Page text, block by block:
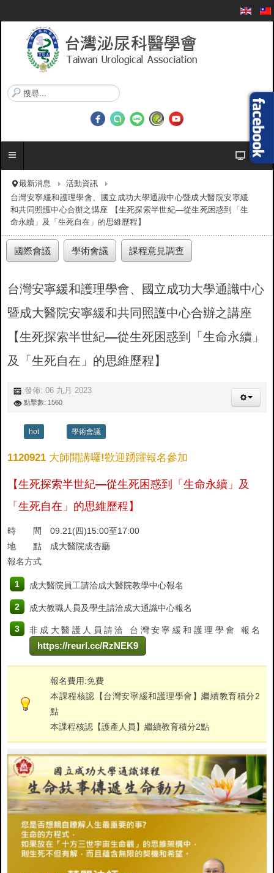
搜
尋
.
最新消息
活動資訊
台灣安寧緩和護理學會、國立成功大學通識中心暨成大醫院安寧緩
和共同照護中心合辦之講座 【生死探索半世紀—從生死困惑到「生
命永續」及「生死自在」的思維歷程】
國際會議 學術會議 課程意見調查
台灣安寧緩和護理學會、國立成功大學通識中心
暨成大醫院安寧緩和共同照護中心合辦之講座
【生死探索半世紀—從生死困惑到「生命永續」
及「生死自在」的思維歷程】
發佈: 06 九月 2023
點擊數: 1560
hot 學術會議
1120921 大師開講囉!歡迎踴躍報名參加
【生死探索半世紀—從生死困惑到「生命永續」及
「生死自在」的思維歷程】
時 間 09.21(四)15:00至17:00
地 點 成大醫院成杏廳
報名方式
1 成大醫院員工請洽成大醫院教學中心報名
2 成大教職人員及學生請洽成大通識中心報名
3 非成大醫護人員請洽 台灣安寧緩和護理學會 報名
https://reurl.cc/RzNEK9
報名費用:免費
本課程核認【台灣安寧緩和護理學會】繼續教育積分2
點
本課程核認【護產人員】繼續教育積分2點